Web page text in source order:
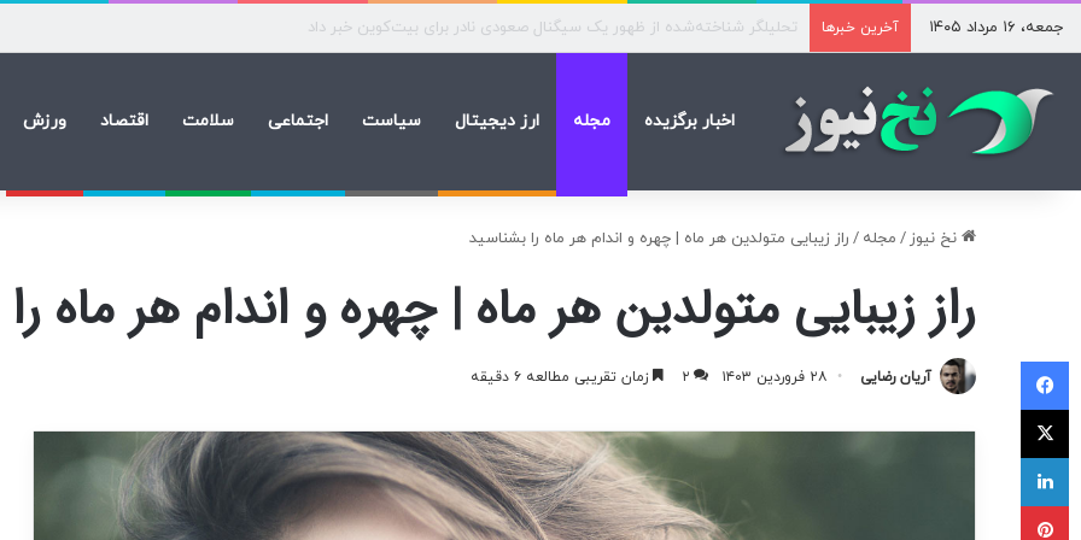
جمعه، ۱۶ مرداد ۱۴۰۵ آخرین خبرها اختلال سامانه تأمین اجتماعی؛ برخی نسخه‌های بیماران آزاد محاسبه شد
اخبار برگزیده مجله ارز دیجیتال سیاست اجتماعی سلامت اقتصاد ورزش
نخ نیوز / مجله / راز زیبایی متولدین هر ماه | چهره و اندام هر ماه را بشناسید
راز زیبایی متولدین هر ماه | چهره و اندام هر ماه
آریان رضایی ۲۸ فروردین ۱۴۰۳ ۲ زمان تقریبی مطالعه ۶ دقیقه
فیسبوک